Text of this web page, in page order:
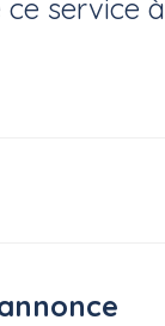
ce service à